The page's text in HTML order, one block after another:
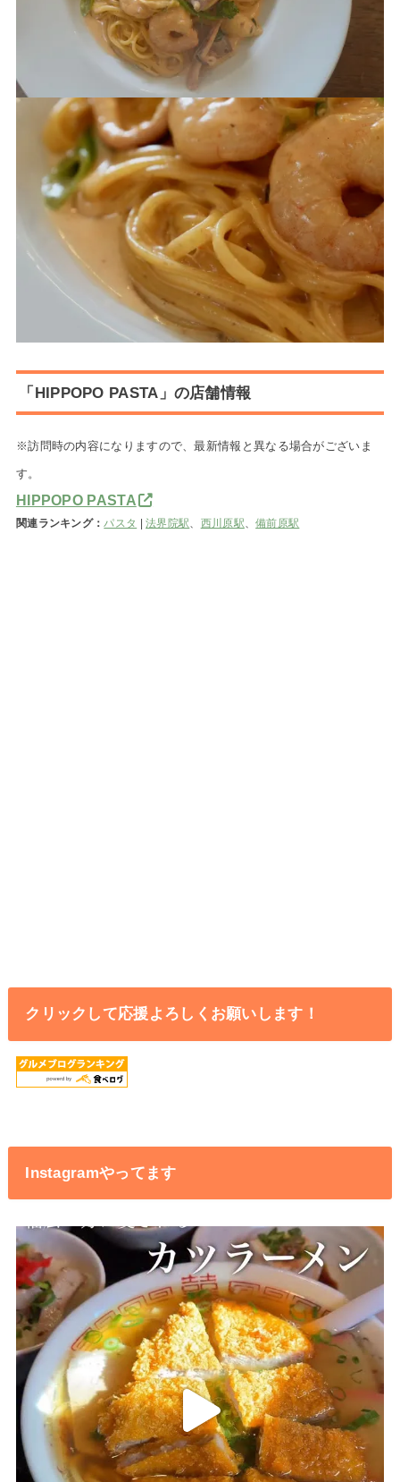
「HIPPOPO PASTA」の店舗情報
※訪問時の内容になりますので、最新情報と異なる場合がございま
す。
HIPPOPO PASTA
関連ランキング： パスタ |法界院駅 西川原駅 、備前原駅
クリックして応援よろしくお願いします！
Instagramやってます